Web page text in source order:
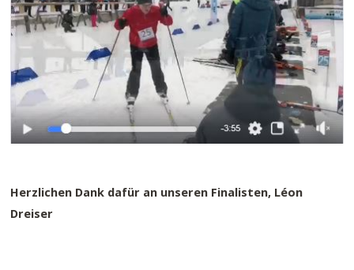
Herzlichen Dank dafür an unseren Finalisten, Léon
Dreiser